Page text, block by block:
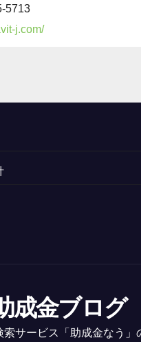
5713
j.com/
成金ブログ
索サービス「助成金なう」